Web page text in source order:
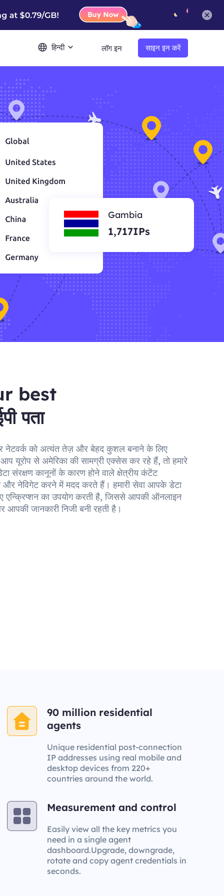
हिन्दी लॉग इन साइन इन करें
Gambia
1,717IPs
best
पता
नेटवर्क को अत्यंत तेज़ और बेहद कुशल बनाने के लिए
यूरोप से अमेरिका की सामग्री एक्सेस कर रहे हैं, तो हमारे
संरक्षण कानूनों के कारण होने वाले क्षेत्रीय कंटेंट
नेविगेट करने में मदद करते हैं। हमारी सेवा आपके डेटा
एन्क्रिप्शन का उपयोग करती है, जिससे आपकी ऑनलाइन
आपकी जानकारी निजी बनी रहती है।
90 million residential
agents
Unique residential post-connection
IP addresses using real mobile and
desktop devices from 220+
countries around the world.
Measurement and control
Easily view all the key metrics you
need in a single agent
dashboard.Upgrade, downgrade,
rotate and copy agent credentials in
seconds.